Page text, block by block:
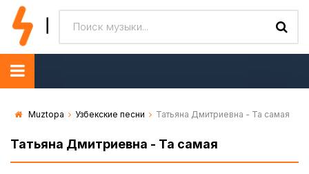
Muztopa Узбекские песни Татьяна Дмитриевна - Та самая
Татьяна Дмитриевна - Та самая